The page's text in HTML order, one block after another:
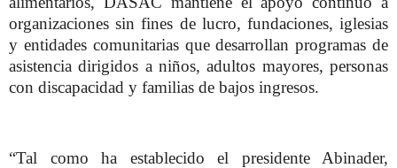
organizaciones sin fines de lucro, fundaciones, iglesias
y entidades comunitarias que desarrollan programas de
asistencia dirigidos a niños, adultos mayores, personas
con discapacidad y familias de bajos ingresos.
“Tal como ha establecido el presidente Abinader,